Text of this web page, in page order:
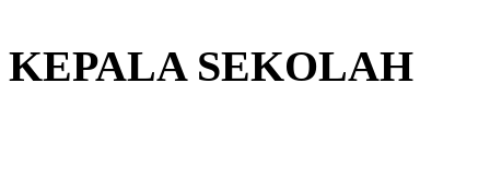
KEPALA SEKOLAH